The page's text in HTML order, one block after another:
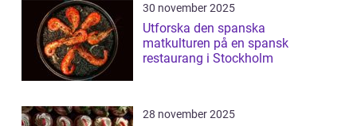
30 november 2025
Utforska den spanska
matkulturen på en spansk
restaurang i Stockholm
28 november 2025